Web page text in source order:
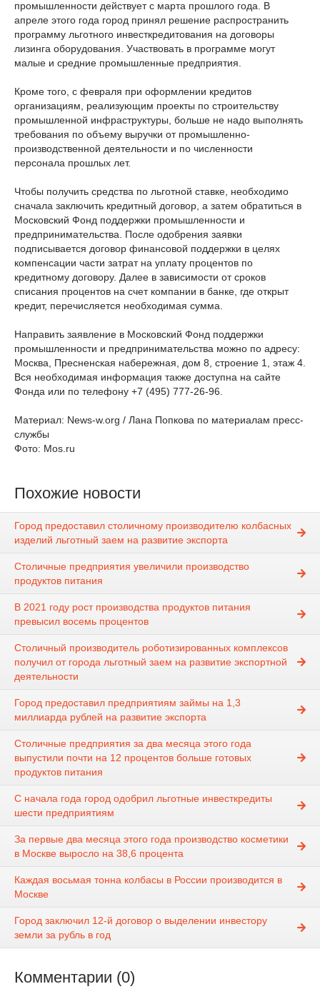
промышленности действует с марта прошлого года. В
апреле этого года город принял решение распространить
программу льготного инвесткредитования на договоры
лизинга оборудования. Участвовать в программе могут
малые и средние промышленные предприятия.
Кроме того, с февраля при оформлении кредитов
организациям, реализующим проекты по строительству
промышленной инфраструктуры, больше не надо выполнять
требования по объему выручки от промышленно-
производственной деятельности и по численности
персонала прошлых лет.
Чтобы получить средства по льготной ставке, необходимо
сначала заключить кредитный договор, а затем обратиться в
Московский Фонд поддержки промышленности и
предпринимательства. После одобрения заявки
подписывается договор финансовой поддержки в целях
компенсации части затрат на уплату процентов по
кредитному договору. Далее в зависимости от сроков
списания процентов на счет компании в банке, где открыт
кредит, перечисляется необходимая сумма.
Направить заявление в Московский Фонд поддержки
промышленности и предпринимательства можно по адресу:
Москва, Пресненская набережная, дом 8, строение 1, этаж 4.
Вся необходимая информация также доступна на сайте
Фонда или по телефону +7 (495) 777-26-96.
Материал: News-w.org / Лана Попкова по материалам пресс-
службы
Фото: Mos.ru
Похожие новости
Город предоставил столичному производителю колбасных
изделий льготный заем на развитие экспорта
Столичные предприятия увеличили производство
продуктов питания
В 2021 году рост производства продуктов питания
превысил восемь процентов
Столичный производитель роботизированных комплексов
получил от города льготный заем на развитие экспортной
деятельности
Город предоставил предприятиям займы на 1,3
миллиарда рублей на развитие экспорта
Столичные предприятия за два месяца этого года
выпустили почти на 12 процентов больше готовых
продуктов питания
С начала года город одобрил льготные инвесткредиты
шести предприятиям
За первые два месяца этого года производство косметики
в Москве выросло на 38,6 процента
Каждая восьмая тонна колбасы в России производится в
Москве
Город заключил 12-й договор о выделении инвестору
земли за рубль в год
Комментарии (0)